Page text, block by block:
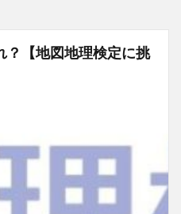
？【地図地理検定に挑